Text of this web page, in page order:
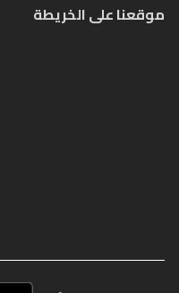
موقعنا على الخريطة